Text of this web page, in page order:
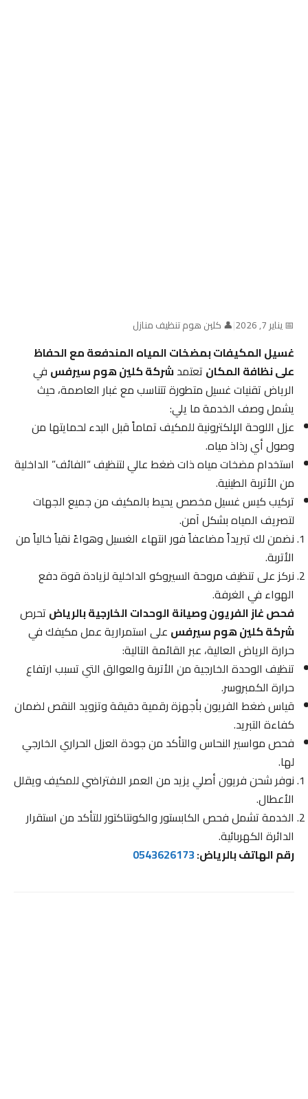
📅 يناير 7, 2026 |👤 كلين هوم تنظيف منازل
غسيل المكيفات بمضخات المياه المندفعة مع الحفاظ
على نظافة المكانتعتمدشركة كلين هوم سيرفسفي
الرياض تقنيات غسيل متطورة تتناسب مع غبار العاصمة، حيث
يشمل وصف الخدمة ما يلي:
عزل اللوحة الإلكترونية للمكيف تماماً قبل البدء لحمايتها من
وصول أي رذاذ مياه.
استخدام مضخات مياه ذات ضغط عالي لتنظيف “الفائف” الداخلية
من الأتربة الطينية.
تركيب كيس غسيل مخصص يحيط بالمكيف من جميع الجهات
لتصريف المياه بشكل آمن.
نضمن لك تبريداً مضاعفاً فور انتهاء الغسيل وهواءً نقياً خالياً من
الأتربة.
نركز على تنظيف مروحة السيروكو الداخلية لزيادة قوة دفع
الهواء في الغرفة.
فحص غاز الفريون وصيانة الوحدات الخارجية بالرياضتحرص
شركة كلين هوم سيرفسعلى استمرارية عمل مكيفك في
حرارة الرياض العالية، عبر القائمة التالية:
تنظيف الوحدة الخارجية من الأتربة والعوالق التي تسبب ارتفاع
حرارة الكمبروسر.
قياس ضغط الفريون بأجهزة رقمية دقيقة وتزويد النقص لضمان
كفاءة التبريد.
فحص مواسير النحاس والتأكد من جودة العزل الحراري الخارجي
لها.
نوفر شحن فريون أصلي يزيد من العمر الافتراضي للمكيف ويقلل
الأعطال.
الخدمة تشمل فحص الكابستور والكونتاكتور للتأكد من استقرار
الدائرة الكهربائية.
رقم الهاتف بالرياض:0543626173